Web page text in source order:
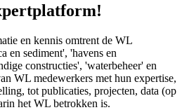
en kennis omtrent de WL
en sediment', 'havens en
constructies', 'waterbeheer' en
WL medewerkers met hun expertise,
tot publicaties, projecten, data (op
het WL betrokken is.